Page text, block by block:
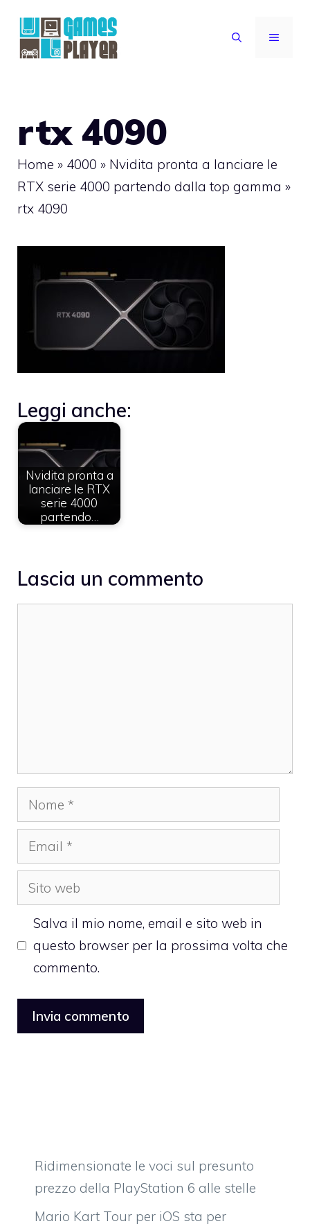
contenuto
MENU
rtx 4090
Home » 4000 » Nvidita pronta a lanciare le
RTX serie 4000 partendo dalla top gamma »
rtx 4090
Leggi anche:
Nvidita pronta a
lanciare le RTX
serie 4000
partendo…
Lascia un commento
Nome
Email
Sito
web
Salva il mio nome, email e sito web in
questo browser per la prossima volta che
commento.
Ridimensionate le voci sul presunto
prezzo della PlayStation 6 alle stelle
Mario Kart Tour per iOS sta per